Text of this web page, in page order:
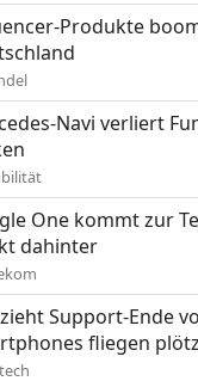
Produkte
Navi verliert
One kommt zur
dahinter
Support-Ende
fliegen